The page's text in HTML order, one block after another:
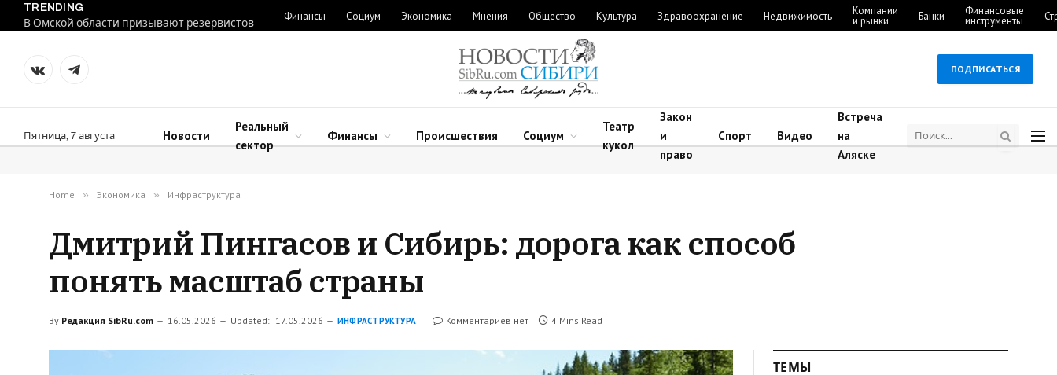
TRENDING
В Омской области призывают резервистов
Финансы Социум Экономика Мнения Общество Культура Здравоохранение Недвижимость Компании
и рынки Банки Финансовые
инструменты
VKontakteTelegram
ПОДПИСАТЬСЯ
Пятница, 7 августа Новости
Реальный
сектор
Финансы Происшествия Социум
Театр
кукол
Закон
и
право
Спорт Видео
Встреча
на
Аляске
Home » Экономика » Инфраструктура
Дмитрий Пингасов и Сибирь: дорога как способ
понять масштаб страны
By Редакция SibRu.com 16.05.2026 Updated: 17.05.2026 ИНФРАСТРУКТУРА Комментариев нет 4 Mins Read
ТЕМЫ